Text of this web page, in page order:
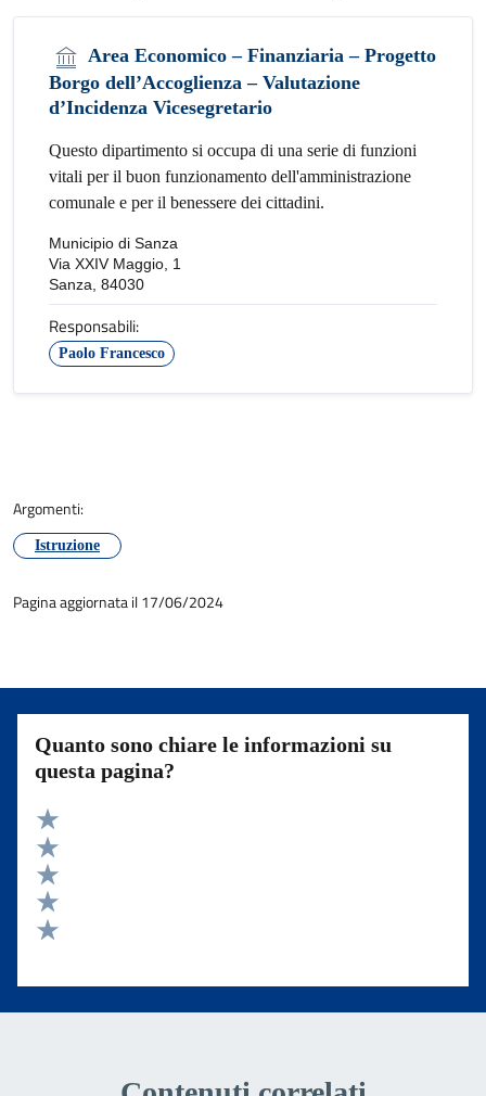
Area Economico – Finanziaria – Progetto
Borgo dell’Accoglienza – Valutazione
d’Incidenza Vicesegretario
Questo dipartimento si occupa di una serie di funzioni
vitali per il buon funzionamento dell'amministrazione
comunale e per il benessere dei cittadini.
Municipio di Sanza
Via XXIV Maggio, 1
Sanza, 84030
Responsabili:
Paolo Francesco
Argomenti:
Istruzione
Pagina aggiornata il 17/06/2024
Quanto sono chiare le informazioni su
questa pagina?
Valuta 5 stelle su 5
Valuta 4 stelle su 5
Valuta 3 stelle su 5
Valuta 2 stelle su 5